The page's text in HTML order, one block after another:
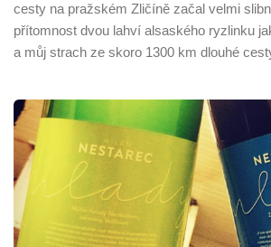
cesty na pražském Zličíně začal velmi
přítomnost dvou lahví alsaského ryzlinku
a můj strach ze skoro 1300 km dlouhé